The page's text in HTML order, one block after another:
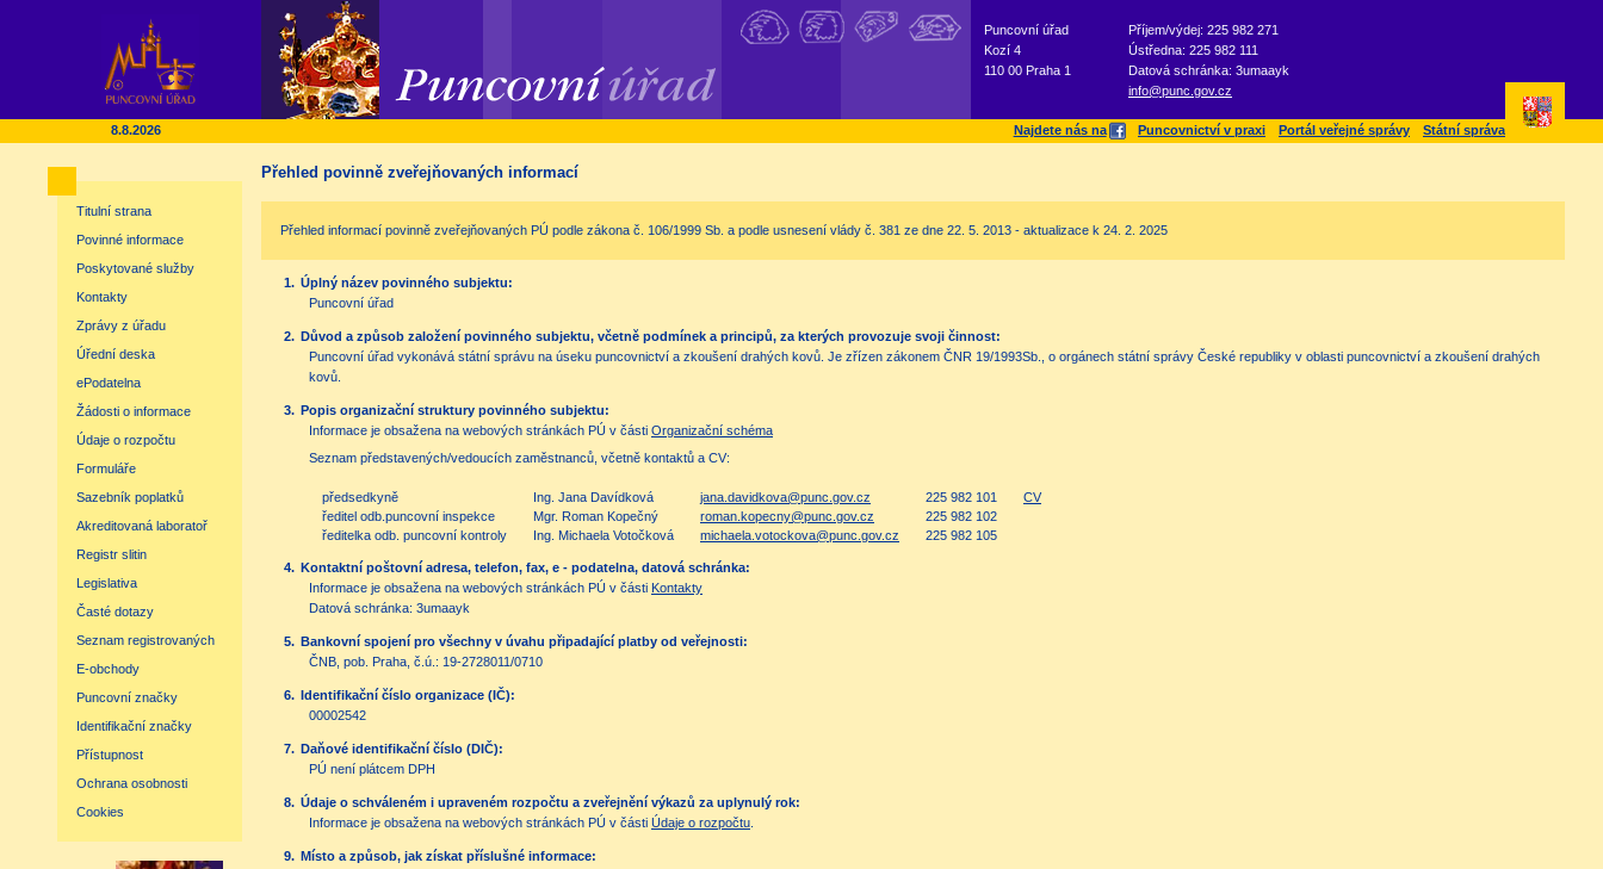
Puncovní úřad
Kozí 4
110 00 Praha 1
Příjem/výdej: 225 982 271
Ústředna: 225 982 111
Datová schránka: 3umaayk
info@punc.gov.cz
8.8.2026 Najdete nás na Puncovnictví v praxi Portál veřejné správy Státní správa
Titulní strana
Povinné informace
Poskytované služby
Kontakty
Zprávy z úřadu
Úřední deska
ePodatelna
Žádosti o informace
Údaje o rozpočtu
Formuláře
Sazebník poplatků
Akreditovaná laboratoř
Registr slitin
Legislativa
Časté dotazy
Seznam registrovaných
E-obchody
Puncovní značky
Identifikační značky
Přístupnost
Ochrana osobnosti
Cookies
Přehled povinně zveřejňovaných informací
Přehled informací povinně zveřejňovaných PÚ podle zákona č. 106/1999 Sb. a podle usnesení vlády č. 381 ze dne 22. 5. 2013 - aktualizace k 24. 2. 2025
1. Úplný název povinného subjektu:
Puncovní úřad
2. Důvod a způsob založení povinného subjektu, včetně podmínek a principů, za kterých provozuje svoji činnost:
Puncovní úřad vykonává státní správu na úseku puncovnictví a zkoušení drahých kovů. Je zřízen zákonem ČNR 19/1993Sb., o orgánech státní správy České republiky v oblasti puncovnictví a zkoušení drahých
kovů.
3. Popis organizační struktury povinného subjektu:
Informace je obsažena na webových stránkách PÚ v části Organizační schéma
Seznam představených/vedoucích zaměstnanců, včetně kontaktů a CV:
předsedkyně Ing. Jana Davídková jana.davidkova@punc.gov.cz 225 982 101
CV
ředitel odb.puncovní inspekce
Mgr. Roman Kopečný roman.kopecny@punc.gov.cz
225 982 102
ředitelka odb. puncovní kontroly
Ing. Michaela Votočková michaela.votockova@punc.gov.cz 225 982 105
4. Kontaktní poštovní adresa, telefon, fax, e - podatelna, datová schránka:
Informace je obsažena na webových stránkách PÚ v části Kontakty
Datová schránka: 3umaayk
5. Bankovní spojení pro všechny v úvahu připadající platby od veřejnosti:
ČNB, pob. Praha, č.ú.: 19-2728011/0710
6. Identifikační číslo organizace (IČ):
00002542
7. Daňové identifikační číslo (DIČ):
PÚ není plátcem DPH
8. Údaje o schváleném i upraveném rozpočtu a zveřejnění výkazů za uplynulý rok:
Informace je obsažena na webových stránkách PÚ v části Údaje o rozpočtu
9. Místo a způsob, jak získat příslušné informace: